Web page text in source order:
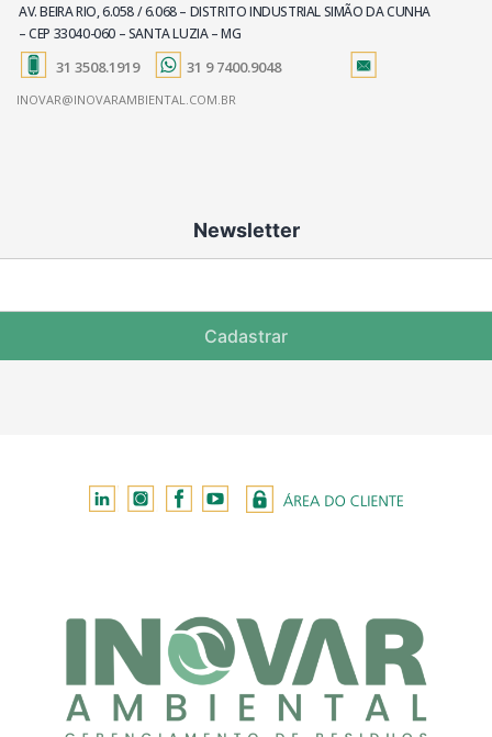
AV. BEIRA RIO, 6.058 / 6.068 – DISTRITO INDUSTRIAL SIMÃO DA CUNHA
– CEP 33040-060 – SANTA LUZIA – MG
31 3508.1919 31 9 7400.9048
INOVAR@INOVARAMBIENTAL.COM.BR
Newsletter
Cadastrar